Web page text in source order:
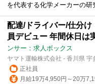
を代表する化学メーカーの研
配達/ドライバー/仕分
員デビュー 年間休日は
ンサー：求人ボックス
ヤマト運輸株式会社 - 香川県 宇
正社員
月給19万4,950円～20万